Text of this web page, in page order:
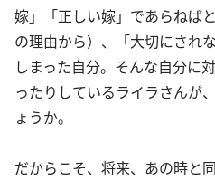
嫁」「正しい嫁」であらねば
の理由から）、「大切にされ
しまった自分。そんな自分に
ったりしているライラさんが
ょうか。
だからこそ、将来、あの時と